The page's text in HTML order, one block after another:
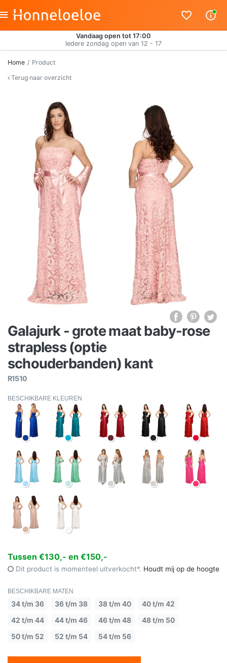
Vandaag open tot 17:00
Iedere zondag open van 12 - 17
Home
Product
Terug naar overzicht
Galajurk - grote maat baby-rose
strapless (optie
schouderbanden) kant
R1510
BESCHIKBARE KLEUREN
Tussen €130,- en €150,-
Dit product is momenteel uitverkocht*. Houdt mij op de hoogte
BESCHIKBARE MATEN
34 t/m 36 36 t/m 38 38 t/m 40
40 t/m 42
42 t/m 44
44 t/m 46 46 t/m 48
48 t/m 50
50 t/m 52
52 t/m 54 54 t/m 56